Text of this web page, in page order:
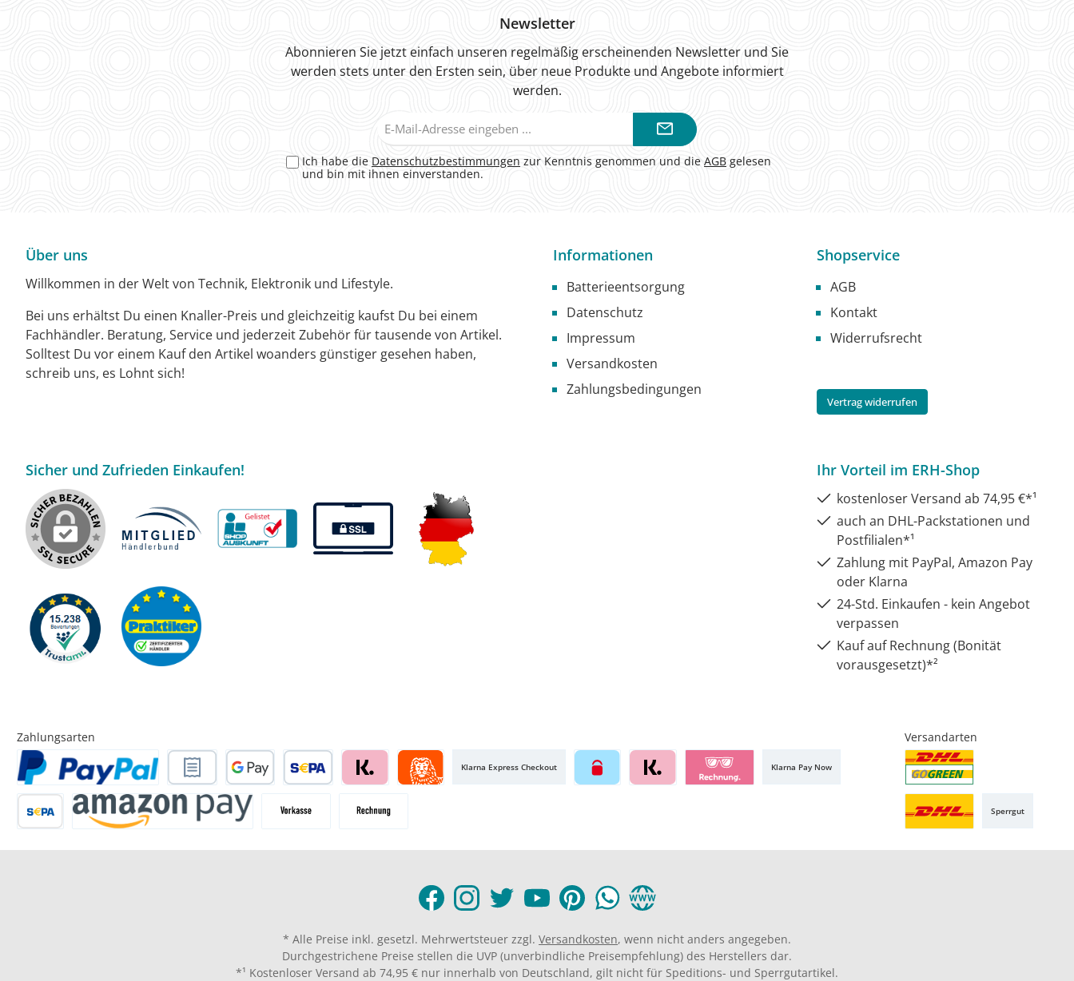
Newsletter
Abonnieren Sie jetzt einfach unseren regelmäßig erscheinenden Newsletter und Sie
werden stets unter den Ersten sein, über neue Produkte und Angebote informiert
werden.
Mail-
Ich habe die Datenschutzbestimmungen zur Kenntnis genommen und die AGB gelesen
und bin mit ihnen einverstanden.
Über uns
Willkommen in der Welt von Technik, Elektronik und Lifestyle.
Bei uns erhältst Du einen Knaller-Preis und gleichzeitig kaufst Du bei einem
Fachhändler. Beratung, Service und jederzeit Zubehör für tausende von Artikel.
Solltest Du vor einem Kauf den Artikel woanders günstiger gesehen haben,
schreib uns, es Lohnt sich!
Informationen
Batterieentsorgung
Datenschutz
Impressum
Versandkosten
Zahlungsbedingungen
Shopservice
AGB
Kontakt
Widerrufsrecht
Vertrag widerrufen
Sicher und Zufrieden Einkaufen! Ihr Vorteil im ERH-Shop
kostenloser Versand ab 74,95 €*¹
auch an DHL-Packstationen und
Postfilialen*¹
Zahlung mit PayPal, Amazon Pay
oder Klarna
24-Std. Einkaufen - kein Angebot
verpassen
Kauf auf Rechnung (Bonität
vorausgesetzt)*²
Zahlungsarten
Klarna Express Checkout Klarna Pay Now
Versandarten
Sperrgut
* Alle Preise inkl. gesetzl. Mehrwertsteuer zzgl. Versandkosten, wenn nicht anders angegeben.
Durchgestrichene Preise stellen die UVP (unverbindliche Preisempfehlung) des Herstellers dar.
*¹ Kostenloser Versand ab 74,95 € nur innerhalb von Deutschland, gilt nicht für Speditions- und Sperrgutartikel.